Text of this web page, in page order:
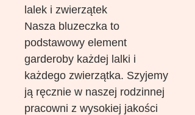
lalek i zwierzątek
Nasza bluzeczka to
podstawowy element
garderoby każdej lalki i
każdego zwierzątka. Szyjemy
ją ręcznie w naszej rodzinnej
pracowni z wysokiej jakości